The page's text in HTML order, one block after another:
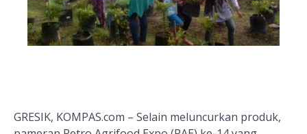
GRESIK, KOMPAS.com – Selain meluncurkan produk,